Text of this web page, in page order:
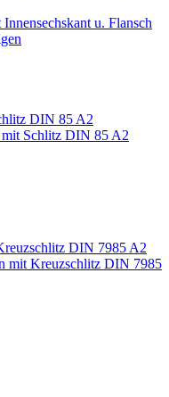
u. Flansch
DIN 85 A2
Schlitz DIN 85 A2
DIN 7985 A2
mit Kreuzschlitz DIN 7985